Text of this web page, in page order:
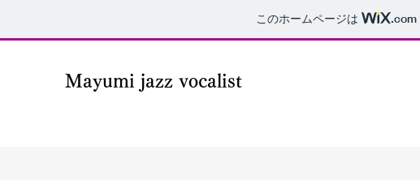
このホームページは .com
Mayumi jazz vocalist